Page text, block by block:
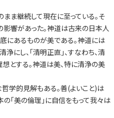
ま継続して現在に至っている。そ
響があった。神道は古来の日本人
にあるものが美である。神道には
にし、「清明正直」、すなわち、清
想とする。神道は美、特に清浄の美
学的見解もある。善(よいこと)は
の「美の倫理」に自信をもって我々は